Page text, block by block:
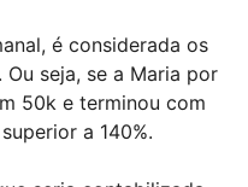
é considerada os
seja, se a Maria por
50k e terminou com
a 140%.